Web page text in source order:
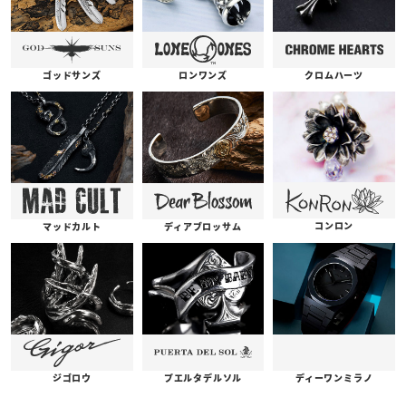
ゴッドサンズ ロンワンズ クロムハーツ
マッドカルト ディアブロッサム コンロン
ジゴロウ プエルタデルソル ディーワンミラノ